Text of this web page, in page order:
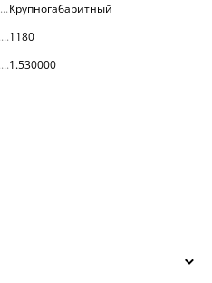
Крупногабаритный
1180
1.530000